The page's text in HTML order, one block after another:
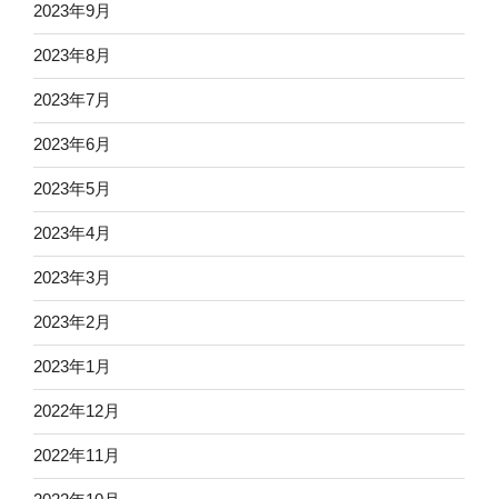
2023年9月
2023年8月
2023年7月
2023年6月
2023年5月
2023年4月
2023年3月
2023年2月
2023年1月
2022年12月
2022年11月